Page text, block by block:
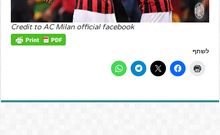
Credit to AC Milan official facebook
לשתף